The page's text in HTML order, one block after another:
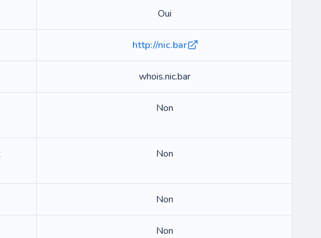
Oui
http://nic.bar
whois.nic.bar
Non
Non
Non
Non